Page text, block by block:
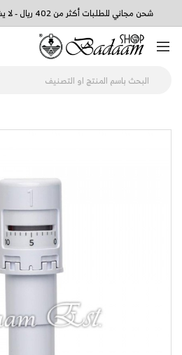
شحن مجاني للطلبات أكثر من 402 ريال - لا يشمل تابي وتمارا تطبق الشروط